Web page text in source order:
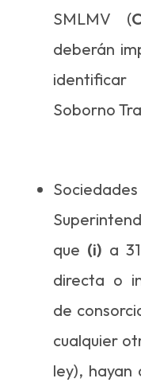
SMLMV (
deberán
Soborno
que (i) a
directa o
de
cualquier
ley), hayan